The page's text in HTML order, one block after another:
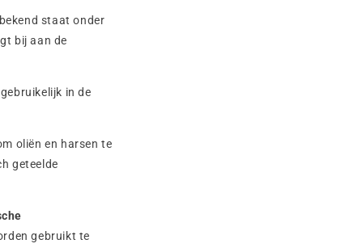
staat onder
bij aan de
in de
oliën en harsen te
geteelde
gebruikt te